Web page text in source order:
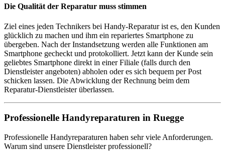
Die Qualität der Reparatur muss stimmen
Ziel eines jeden Technikers bei Handy-Reparatur ist es, den Kunden
glücklich zu machen und ihm ein repariertes Smartphone zu
übergeben. Nach der Instandsetzung werden alle Funktionen am
Smartphone gecheckt und protokolliert. Jetzt kann der Kunde sein
geliebtes Smartphone direkt in einer Filiale (falls durch den
Dienstleister angeboten) abholen oder es sich bequem per Post
schicken lassen. Die Abwicklung der Rechnung beim dem
Reparatur-Dienstleister überlassen.
Professionelle Handyreparaturen in Ruegge
Professionelle Handyreparaturen haben sehr viele Anforderungen.
Warum sind unsere Dienstleister professionell?